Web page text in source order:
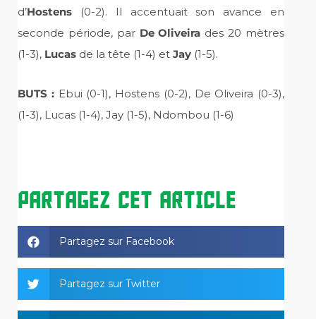
d’Hostens (0-2). Il accentuait son avance en
seconde période, par De Oliveira des 20 mètres
(1-3), Lucas de la tête (1-4) et Jay (1-5).
BUTS :Ebui (0-1), Hostens (0-2), De Oliveira (0-3),
(1-3), Lucas (1-4), Jay (1-5), Ndombou (1-6)
PARTAGEZ CET ARTICLE
Partagez sur Facebook
Partagez sur Twitter